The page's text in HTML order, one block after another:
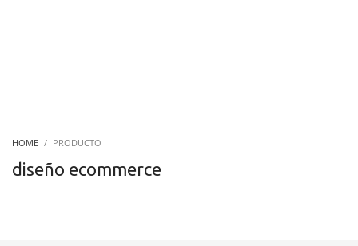
HOME PRODUCTO
diseño ecommerce